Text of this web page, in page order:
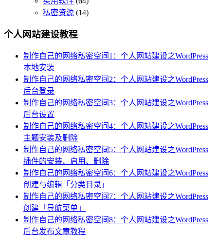
私密资源 (14)
个人网站建设教程
制作自己的网络私密空间1：个人网站建设之WordPress
本地安装
制作自己的网络私密空间2：个人网站建设之WordPress
后台登录
制作自己的网络私密空间3：个人网站建设之WordPress
后台设置
制作自己的网络私密空间4：个人网站建设之WordPress
主题安装及删除
制作自己的网络私密空间5：个人网站建设之WordPress
插件的安装、启用、删除
制作自己的网络私密空间6：个人网站建设之WordPress
创建与编辑「分类目录」
制作自己的网络私密空间7：个人网站建设之WordPress
创建「导航菜单」
制作自己的网络私密空间8：个人网站建设之WordPress
后台发布文章教程